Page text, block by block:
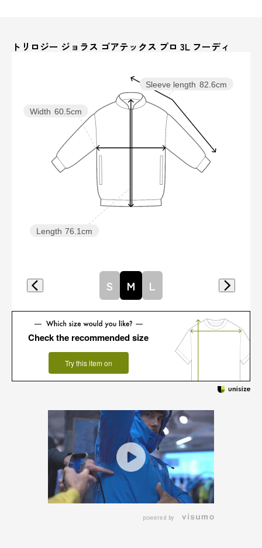
トリロジー ジョラス ゴアテックス プロ 3L フーディ
Sleeve length 82.6cm
Length 76.1cm
Width 60.5cm
S M L
Check the recommended size
Try this item on
powered by